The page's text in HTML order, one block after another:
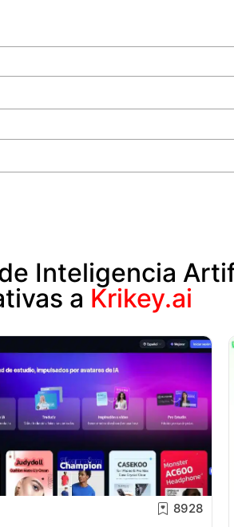
Inteligencia
a Krikey.ai
8928